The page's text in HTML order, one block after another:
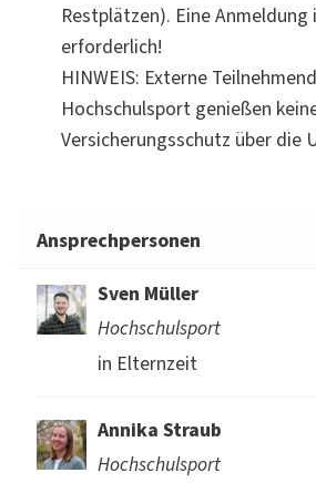
Restplätzen). Eine
erforderlich!
HINWEIS: Externe
Hochschulsport genießen
Versicherungsschutz über die
Ansprechpersonen
Sven Müller
Hochschulsport
in Elternzeit
Annika Straub
Hochschulsport